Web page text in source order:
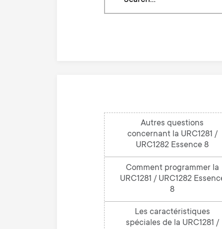
Autres questions
concernant la URC1281 /
URC1282 Essence 8
Comment programmer la
URC1281 / URC1282
8
Les caractéristiques
spéciales de la URC1281 /